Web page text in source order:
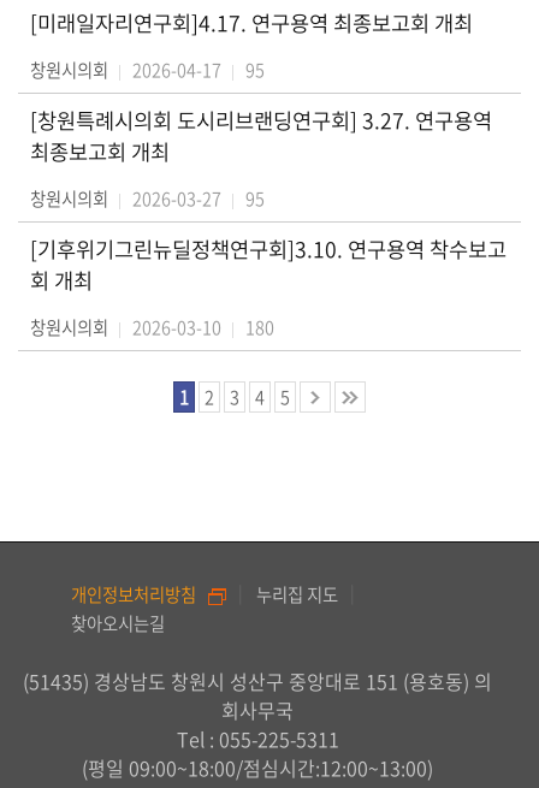
개
이
용
안
내
[미래일자리연구회]4.17. 연구용역 최종보고회 개최
창원시의회 2026-04-17 95
[창원특례시의회 도시리브랜딩연구회] 3.27. 연구용역
최종보고회 개최
창원시의회 2026-03-27 95
[기후위기그린뉴딜정책연구회]3.10. 연구용역 착수보고
회 개최
창원시의회 2026-03-10 180
1 2 3 4 5
개인정보처리방침
누리집 지도
찾아오시는길
(51435) 경상남도 창원시 성산구 중앙대로 151 (용호동) 의
회사무국
Tel : 055-225-5311
(평일 09:00~18:00/점심시간:12:00~13:00)